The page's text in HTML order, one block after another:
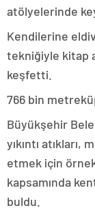
atölyelerinde
Kendilerine
tekniğiyle kitap
keşfetti.
766 bin
Büyükşehir
yıkıntı
etmek için
kapsamında
buldu.